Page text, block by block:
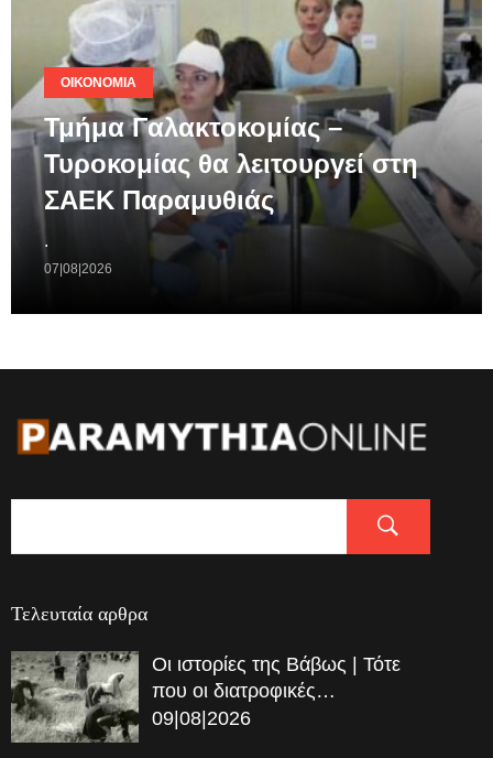
ΟΙΚΟΝΟΜΊΑ
Τμήμα Γαλακτοκομίας –
Τυροκομίας θα λειτουργεί στη
ΣΑΕΚ Παραμυθιάς
.
07|08|2026
Τελευταία αρθρα
Οι ιστορίες της Βάβως | Τότε
που οι διατροφικές…
09|08|2026